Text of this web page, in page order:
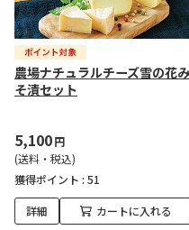
農場ナチュラルチーズ雪の花み
そ漬セット
5,100円
(送料・税込)
獲得ポイント : 51
詳細 カートに入れる